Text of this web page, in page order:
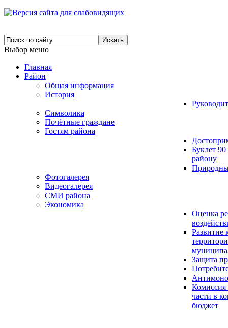
Выбор меню
Главная
Район
Общая информация
История
Символика
Почётные граждане
Гостям района
Буклет
району
Фотогалерея
Видеогалерея
СМИ района
Экономика
Оценка
Развитие
Защита
части в
бюджет